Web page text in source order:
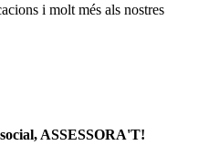
i molt més als nostres
ASSESSORA'T!